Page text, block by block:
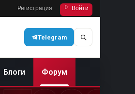
Регистрация Войти
Telegram
Блоги Форум